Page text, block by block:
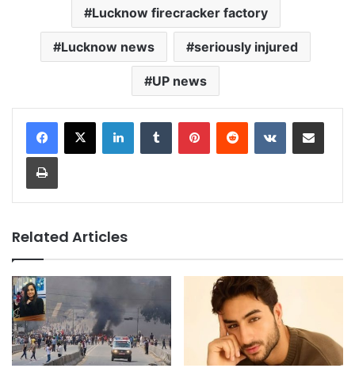
Lucknow firecracker factory
Lucknow news seriously injured
UP news
LinkedInTumblr PinterestReddit VKontakteShare via Email
Print
Related Articles